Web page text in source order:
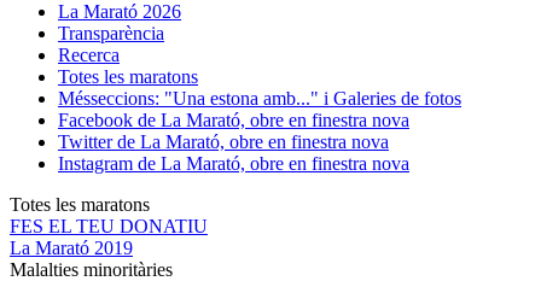
La Marató 2026
Transparència
Recerca
Totes les maratons
Mésseccions: "Una estona amb..." i Galeries de fotos
Facebook de La Marató, obre en finestra nova
Twitter de La Marató, obre en finestra nova
Instagram de La Marató, obre en finestra nova
Totes les maratons
FES EL TEU DONATIU
La Marató 2019
Malalties minoritàries